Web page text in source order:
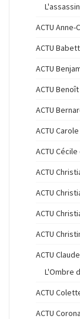
ACTU
ACTU
ACTU
ACTU
ACTU
ACTU
ACTU
ACTU
ACTU
ACTU
ACTU
ACTU
L'Ombre
ACTU
ACTU